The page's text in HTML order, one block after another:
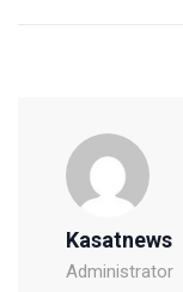
Kasatnews
Administrator